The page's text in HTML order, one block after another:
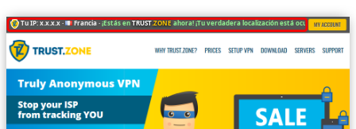
Tu IP: x.x.x.x · Francia ·¡Estás enTRUST.ZONE ahora! ¡Tu verdadera localización está oculta!